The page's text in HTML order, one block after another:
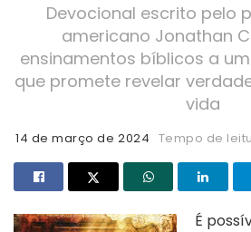
Devocional escrito pelo
americano Jonathan
ensinamentos bíblicos a
que promete revelar
vida
14 de março de 2024 Tempo de
É